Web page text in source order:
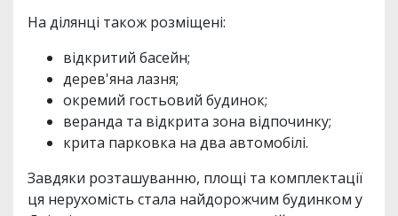
На ділянці також розміщені:
відкритий басейн;
дерев'яна лазня;
окремий гостьовий будинок;
веранда та відкрита зона відпочинку;
крита парковка на два автомобілі.
Завдяки розташуванню, площі та комплектації
ця нерухомість стала найдорожчим будинком у